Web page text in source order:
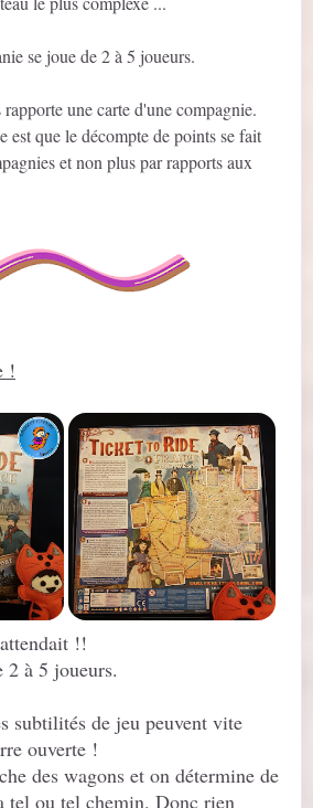
se joue de 2 à 5 joueurs.
une carte d'une compagnie.
est que le décompte de points se fait
et non plus par rapports aux
!
!!
à 5 joueurs.
subtilités de jeu peuvent vite
ouverte !
des wagons et on détermine de
tel ou tel chemin. Donc rien